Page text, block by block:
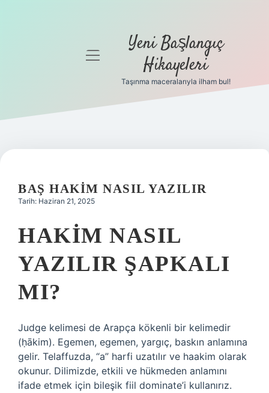
Gizlilik
Hakkımızda
menüyü
Yeni Başlangıç
Hikayeleri
Taşınma maceralarıyla ilham bul!
BAŞ HAKIM NASIL YAZILIR
Tarih: Haziran 21, 2025
HAKIM NASIL
YAZILIR ŞAPKALI
MI?
Judge kelimesi de Arapça kökenli bir kelimedir
(ḥākim). Egemen, egemen, yargıç, baskın anlamına
gelir. Telaffuzda, “a” harfi uzatılır ve haakim olarak
okunur. Dilimizde, etkili ve hükmeden anlamını
ifade etmek için bileşik fiil dominate’i kullanırız.